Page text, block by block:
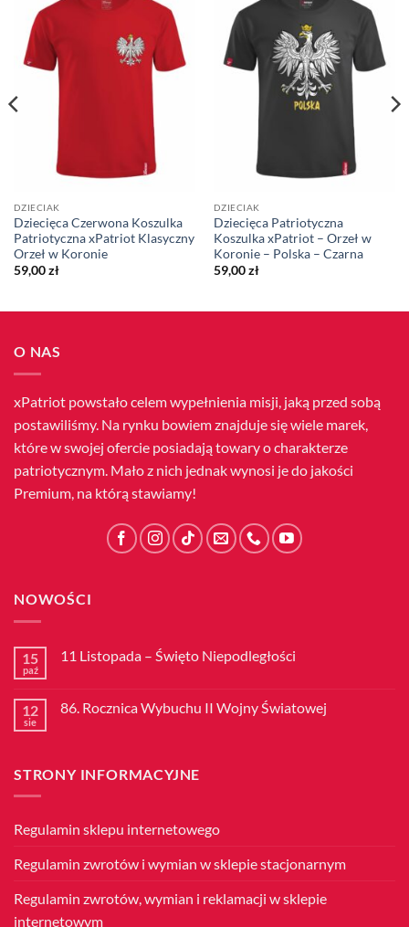
DZIECIAK
Dziecięca Czerwona Koszulka
Patriotyczna xPatriot Klasyczny
Orzeł w Koronie
59,00zł
DZIECIAK
Dziecięca Patriotyczna
Koszulka xPatriot – Orzeł w
Koronie – Polska – Czarna
59,00zł
O NAS
xPatriot powstało celem wypełnienia misji, jaką przed sobą
postawiliśmy. Na rynku bowiem znajduje się wiele marek,
które w swojej ofercie posiadają towary o charakterze
patriotycznym. Mało z nich jednak wynosi je do jakości
Premium, na którą stawiamy!
NOWOŚCI
15
paź
11 Listopada – Święto Niepodległości
11
12
sie
86. Rocznica Wybuchu II Wojny Światowej
Rocznica
STRONY INFORMACYJNE
Regulamin sklepu internetowego
Regulamin zwrotów i wymian w sklepie stacjonarnym
Regulamin zwrotów, wymian i reklamacji w sklepie
internetowym